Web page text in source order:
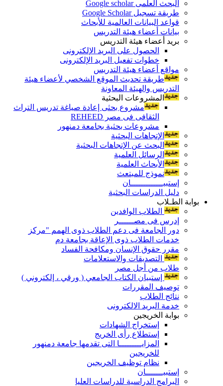
البحث العلمى Google scholar
طريقة تسجيل Google Scholar
قواعد البيانات العالمية للأبحاث
بيانات أعضاء هيئة التدريس
بريد أعضاء هيئة التدريس
الحصول على البريد الإلكترونى
خطوات تفعيل البريد الإلكترونى
مواقع أعضاء هيئة التدريس
طريقة تحديث الموقع الشخصي لأعضاء هيئة
التدريس والهيئة المعاونة
المشروعات البحثية
مشروع بحثى إعادة صياغة تدريس التراث
الثقافى فى مصر REHEED
مشروعات بحثية بجامعة دمنهور
الإتجاهات البحثية
البحث عن الإتجاهات البحثية
الرسائل العلمية
الأبحاث العلمية
نموذج للمبتعث
إستبيـــــــــــــان
دليل الدراسات البحثية
بوابة الطـلاب
الطلاب الوافدين
إدرس فى مصــــــر
دور الجامعة فى دعم الطلاب ذوى الهمم "مركز
خدمات الطلاب ذوى الإعاقة بجامعة دم
مقرر حقوق الإنسان ومكافحة الفساد
التصديقات والاستعلامات
طلاب من أجل مصر
إستبيان الكتاب الجامعي ( ورقي ، إلكتروني )
توصيف المقررات
نتائج الطلاب
خدمة البريد الالكترونى
بوابة الخريجين
إستخراج الشهادات
إستطلاع رأى الخريج
المزايـــــــــا التى تقدمها جامعة دمنهور
للخريجين
نظام توظيف الخريجين
إستبيـــــــان
البرامج الدراسية للدراسات العليا